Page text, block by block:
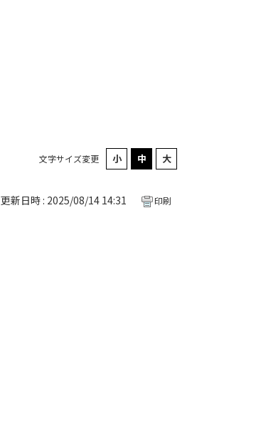
文字サイズ変更
更新日時 : 2025/08/14 14:31 印刷